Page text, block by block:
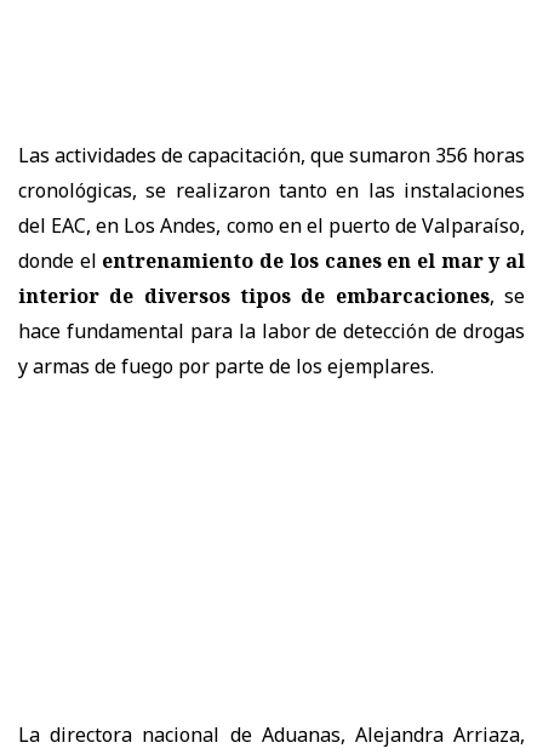
Las actividades de capacitación, que sumaron 356 horas
cronológicas, se realizaron tanto en las instalaciones
del EAC, en Los Andes, como en el puerto de Valparaíso,
donde el entrenamiento de los canes en el mar y al
interior de diversos tipos de embarcaciones, se
hace fundamental para la labor de detección de drogas
y armas de fuego por parte de los ejemplares.
La directora nacional de Aduanas, Alejandra Arriaza,